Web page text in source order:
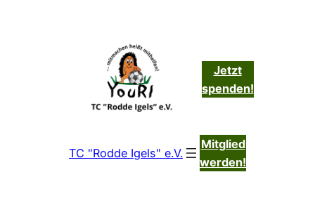
Jetzt
spenden!
TC "Rodde Igels" e.V.
Mitglied
werden!